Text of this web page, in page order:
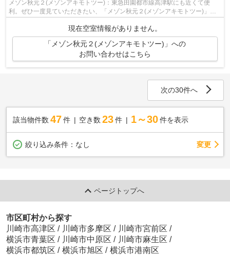
メゾン秋元２(メゾンアキモトツー)：東急田園都市線高津駅にも近くて便
利。ぜひ一度見ていただきたい、「メゾン秋元２(メゾンアキモトツー)」で
現在空室情報がありません。
「メゾン秋元２(メゾンアキモトツー)」への
お問い合わせはこちら
次の30件へ
該当物件数 47件 空き数 23 件 1～30 件を表示
絞り込み条件： なし 変更
ページトップへ
市区町村から探す
川崎市高津区 / 川崎市多摩区 / 川崎市宮前区 /
横浜市青葉区 / 川崎市中原区 / 川崎市麻生区 /
横浜市都筑区 / 横浜市旭区 / 横浜市港南区